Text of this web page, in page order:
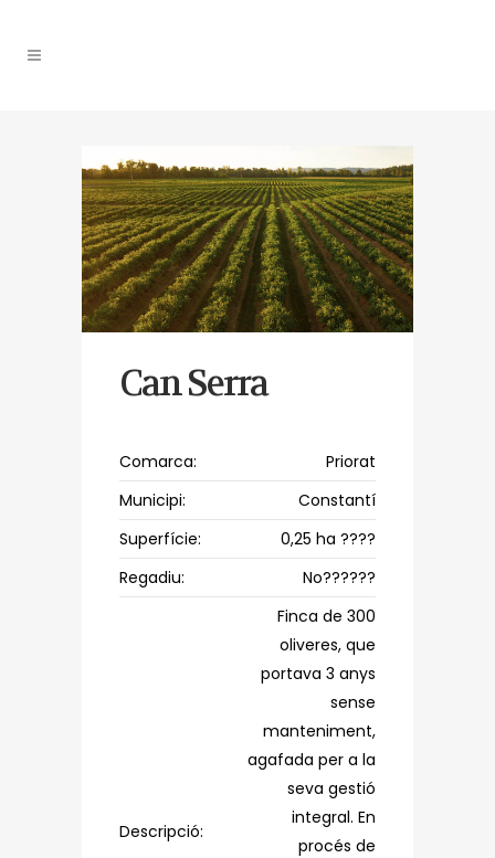
Can Serra
Comarca:
Priorat
Municipi:
Constantí
Superfície:
0,25 ha ????
Regadiu:
No??????
Descripció:
Finca de 300
oliveres, que
portava 3 anys
sense
manteniment,
agafada per a la
seva gestió
integral. En
procés de